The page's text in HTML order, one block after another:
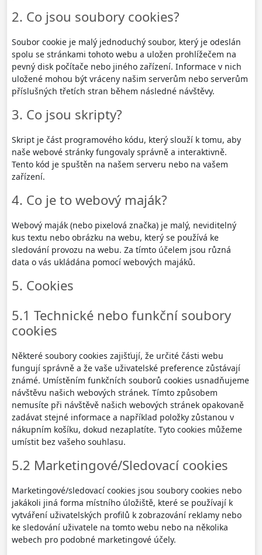
2. Co jsou soubory cookies?
Soubor cookie je malý jednoduchý soubor, který je odeslán
spolu se stránkami tohoto webu a uložen prohlížečem na
pevný disk počítače nebo jiného zařízení. Informace v nich
uložené mohou být vráceny našim serverům nebo serverům
příslušných třetích stran během následné návštěvy.
3. Co jsou skripty?
Skript je část programového kódu, který slouží k tomu, aby
naše webové stránky fungovaly správně a interaktivně.
Tento kód je spuštěn na našem serveru nebo na vašem
zařízení.
4. Co je to webový maják?
Webový maják (nebo pixelová značka) je malý, neviditelný
kus textu nebo obrázku na webu, který se používá ke
sledování provozu na webu. Za tímto účelem jsou různá
data o vás ukládána pomocí webových majáků.
5. Cookies
5.1 Technické nebo funkční soubory
cookies
Některé soubory cookies zajišťují, že určité části webu
fungují správně a že vaše uživatelské preference zůstávají
známé. Umístěním funkčních souborů cookies usnadňujeme
návštěvu našich webových stránek. Tímto způsobem
nemusíte při návštěvě našich webových stránek opakovaně
zadávat stejné informace a například položky zůstanou v
nákupním košíku, dokud nezaplatíte. Tyto cookies můžeme
umístit bez vašeho souhlasu.
5.2 Marketingové/Sledovací cookies
Marketingové/sledovací cookies jsou soubory cookies nebo
jakákoli jiná forma místního úložiště, které se používají k
vytváření uživatelských profilů k zobrazování reklamy nebo
ke sledování uživatele na tomto webu nebo na několika
webech pro podobné marketingové účely.